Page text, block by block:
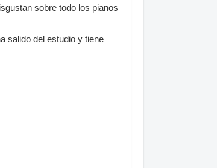
sobre todo los pianos
salido del estudio y tiene